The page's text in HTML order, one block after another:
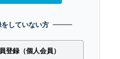
していない方
登録（個人会員）